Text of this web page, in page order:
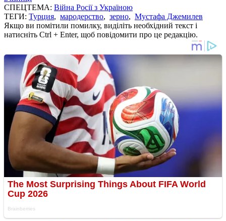
СПЕЦТЕМА: Війна Росії з Україною
ТЕГИ: Турция, мародерство, зерно, Мустафа Джемилев
Якщо ви помітили помилку, виділіть необхідний текст і
натисніть Ctrl + Enter, щоб повідомити про це редакцію.